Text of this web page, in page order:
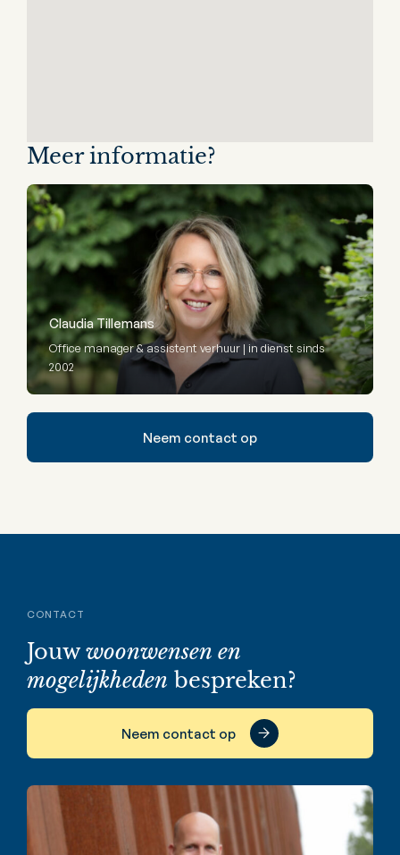
Meer informatie?
Claudia Tillemans
Office manager & assistent verhuur | in dienst sinds
2002
Neem contact op
CONTACT
Jouwwoonwensen en
mogelijkheden bespreken?
Neem contact op